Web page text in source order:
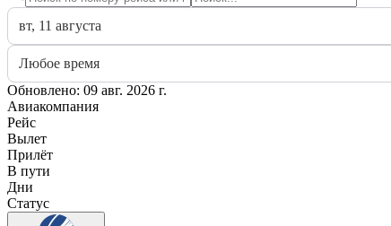
вт, 11 августа
Любое время
Обновлено: 09 авг. 2026 г.
Авиакомпания
Рейс
Вылет
Прилёт
В пути
Дни
Статус